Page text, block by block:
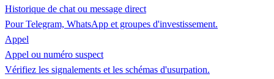
Historique de chat ou message direct
Pour Telegram, WhatsApp et groupes d'investissement.
Appel
Appel ou numéro suspect
Vérifiez les signalements et les schémas d'usurpation.